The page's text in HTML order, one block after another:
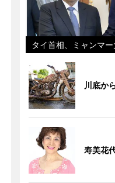
タイ首相、ミャンマ
川底か
寿美花